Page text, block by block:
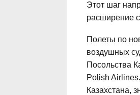
Этот шаг
расширение
Полеты по
воздушных
Посольства
Polish
Казахстана,